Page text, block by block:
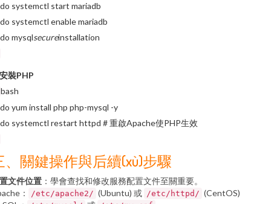
systemctl start mariadb
systemctl enable mariadb
mysqlsecureinstallation
安裝PHP
bash
yum install php php-mysql -y
systemctl restart httpd # 重啟Apache使PHP生效
、關鍵操作與后續(xù)步驟
文件位置 ：學會查找和修改服務配置文件至關重要。
：
/etc/apache2/ (Ubuntu) 或 /etc/httpd/ (CentOS)